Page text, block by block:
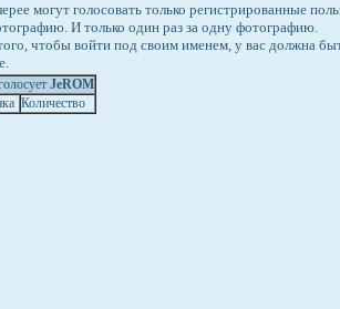
могут голосовать только регистрированные
И только один раз за одну фотографию.
чтобы войти под своим именем, у вас должна
JeROM
Количество